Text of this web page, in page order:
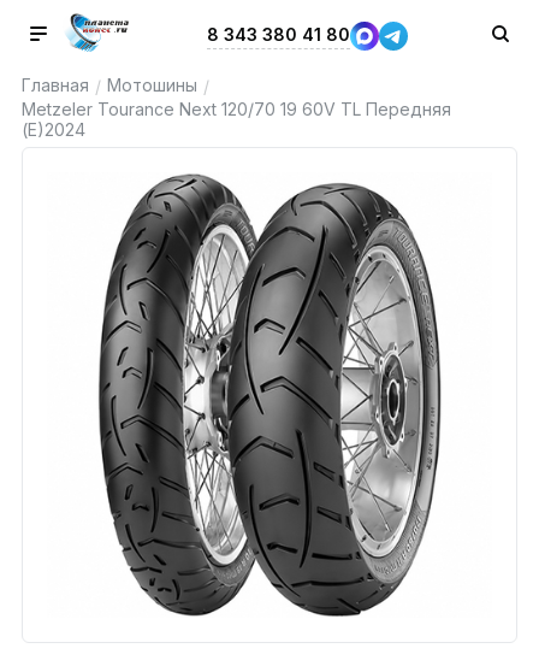
8 343 380 41 80
Главная / Мотошины /
Metzeler Tourance Next 120/70 19 60V TL Передняя
(E)2024